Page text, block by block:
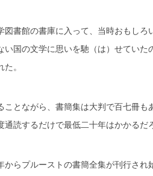
図書館の書庫に入って、当時おもしろ
い国の文学に思いを馳（は）せていた
。
ことながら、書簡集は大判で百七冊も
通読するだけで最低二十年はかかるだ
からプルーストの書簡全集が刊行され